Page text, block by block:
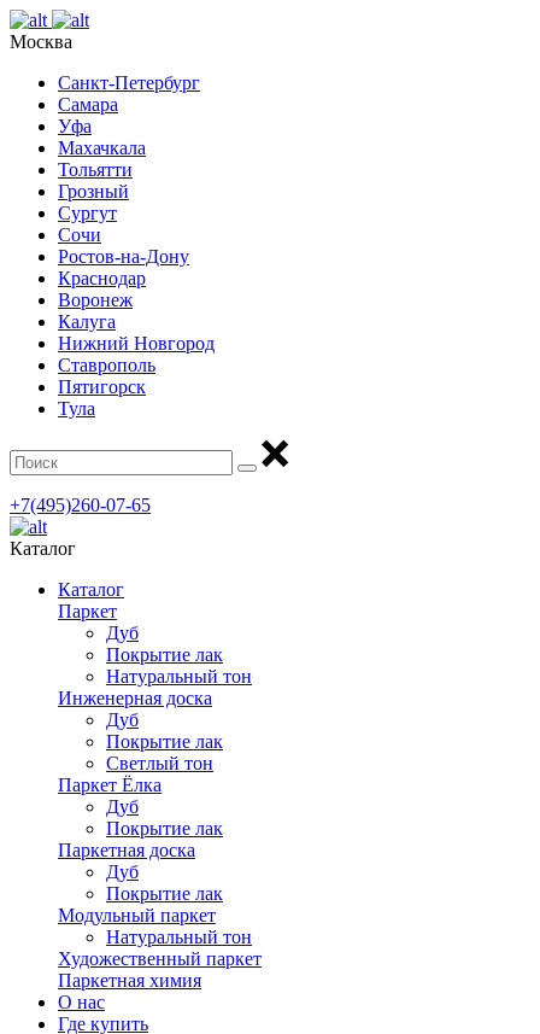
Москва
Санкт-Петербург
Самара
Уфа
Махачкала
Тольятти
Грозный
Сургут
Сочи
Ростов-на-Дону
Краснодар
Воронеж
Калуга
Нижний Новгород
Ставрополь
Пятигорск
Тула
+7(495)260-07-65
Каталог
Каталог
Паркет
Дуб
Покрытие лак
Натуральный тон
Инженерная доска
Дуб
Покрытие лак
Светлый тон
Паркет Ёлка
Дуб
Покрытие лак
Паркетная доска
Дуб
Покрытие лак
Модульный паркет
Натуральный тон
Художественный паркет
Паркетная химия
О нас
Где купить